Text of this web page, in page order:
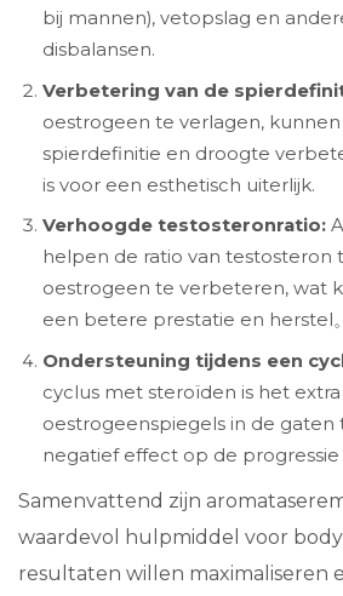
bij mannen), vetopslag en
disbalansen.
Verbetering van de
oestrogeen te verlagen,
spierdefinitie en droogte
is voor een esthetisch uiterlijk.
Verhoogde testosteronratio:
helpen de ratio van testosteron
oestrogeen te verbeteren, wat
een betere prestatie en herstel。
Ondersteuning tijdens een
cyclus met steroïden is het
oestrogeenspiegels in de
negatief effect op de
Samenvattend zijn
waardevol hulpmiddel voor
resultaten willen maximaliseren